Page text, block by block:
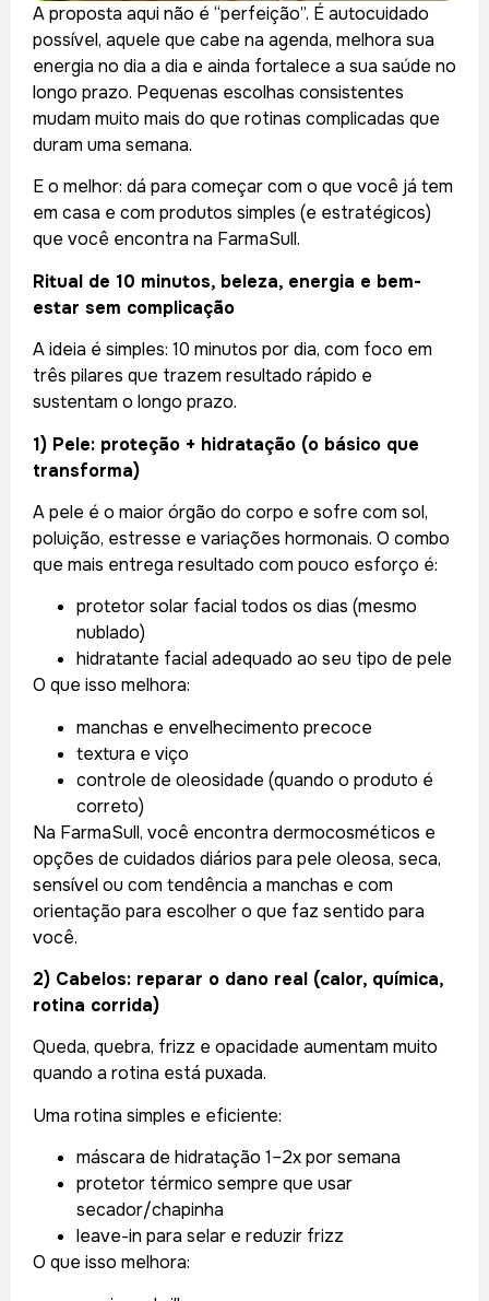
A proposta aqui não é “perfeição”. É autocuidado
possível, aquele que cabe na agenda, melhora sua
energia no dia a dia e ainda fortalece a sua saúde no
longo prazo. Pequenas escolhas consistentes
mudam muito mais do que rotinas complicadas que
duram uma semana.
E o melhor: dá para começar com o que você já tem
em casa e com produtos simples (e estratégicos)
que você encontra na FarmaSull.
Ritual de 10 minutos, beleza, energia e bem-
estar sem complicação
A ideia é simples: 10 minutos por dia, com foco em
três pilares que trazem resultado rápido e
sustentam o longo prazo.
1) Pele: proteção + hidratação (o básico que
transforma)
A pele é o maior órgão do corpo e sofre com sol,
poluição, estresse e variações hormonais. O combo
que mais entrega resultado com pouco esforço é:
protetor solar facial todos os dias (mesmo
nublado)
hidratante facial adequado ao seu tipo de pele
O que isso melhora:
manchas e envelhecimento precoce
textura e viço
controle de oleosidade (quando o produto é
correto)
Na FarmaSull, você encontra dermocosméticos e
opções de cuidados diários para pele oleosa, seca,
sensível ou com tendência a manchas e com
orientação para escolher o que faz sentido para
você.
2) Cabelos: reparar o dano real (calor, química,
rotina corrida)
Queda, quebra, frizz e opacidade aumentam muito
quando a rotina está puxada.
Uma rotina simples e eficiente:
máscara de hidratação 1–2x por semana
protetor térmico sempre que usar
secador/chapinha
leave-in para selar e reduzir frizz
O que isso melhora: